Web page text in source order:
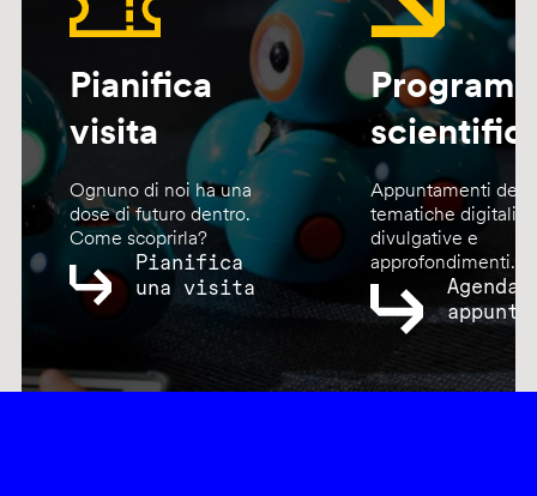
Pianifica
visita
Ognuno di noi ha una
dose di futuro dentro.
Come scoprirla?
Pianifica
una visita
Appuntamenti
tematiche digitali,
divulgative e
approfondimenti.
Agenda